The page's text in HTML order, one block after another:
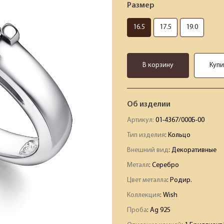
Размер
16.5 17.5 19.0
В корзину
Об изделии
Артикул: 01-4367/000Б-00
Тип изделия: Кольцо
Внешний вид: Декоративные
Металл: Серебро
Цвет металла: Родир.
Коллекция: Wish
Проба: Ag 925